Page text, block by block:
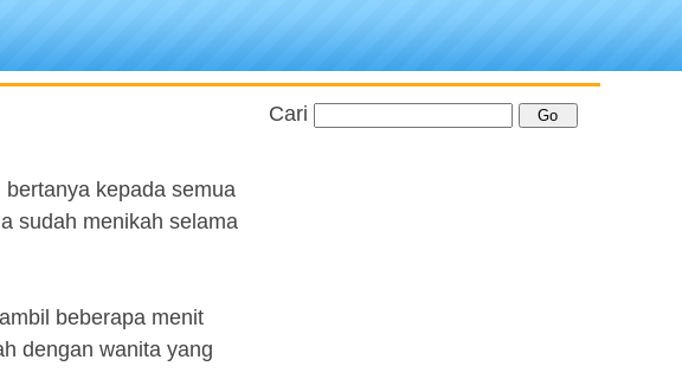
kepada semua
sudah menikah selama
beberapa menit
dengan wanita yang
Cari